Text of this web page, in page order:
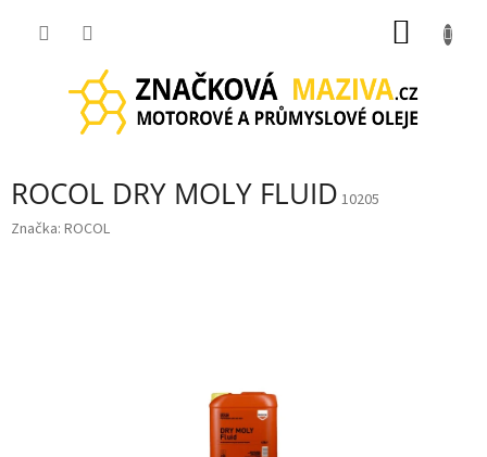
ROCOL DRY MOLY FLUID 10205
Značka: ROCOL